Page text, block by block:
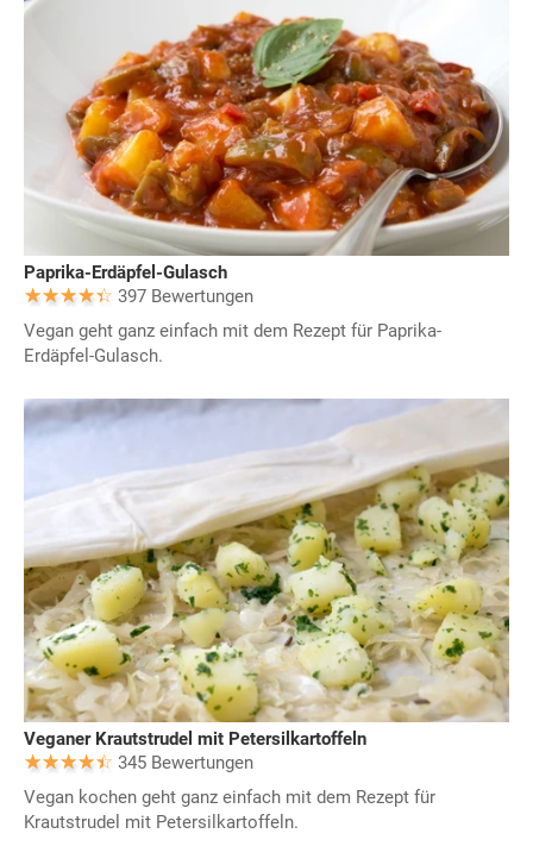
Paprika-Erdäpfel-Gulasch
397 Bewertungen
Vegan geht ganz einfach mit dem Rezept für Paprika-
Erdäpfel-Gulasch.
Veganer Krautstrudel mit Petersilkartoffeln
345 Bewertungen
Vegan kochen geht ganz einfach mit dem Rezept für
Krautstrudel mit Petersilkartoffeln.